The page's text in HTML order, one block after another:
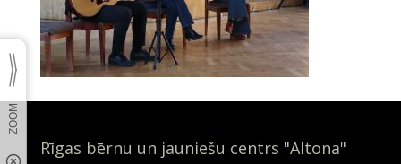
Rīgas bērnu un jauniešu centrs "Altona"